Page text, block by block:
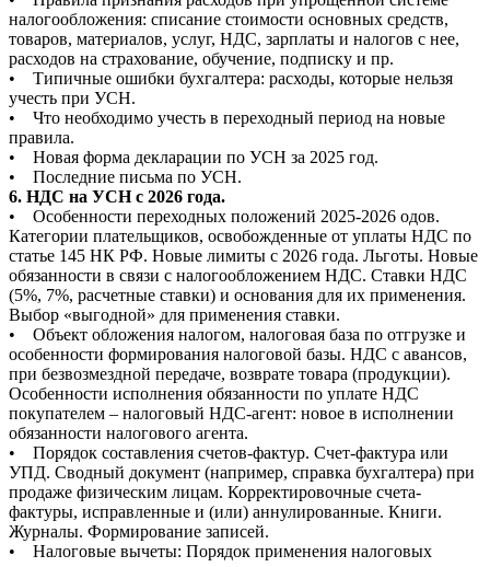
налогообложения: списание стоимости основных средств,
товаров, материалов, услуг, НДС, зарплаты и налогов с нее,
расходов на страхование, обучение, подписку и пр.
• Типичные ошибки бухгалтера: расходы, которые нельзя
учесть при УСН.
• Что необходимо учесть в переходный период на новые
правила.
• Новая форма декларации по УСН за 2025 год.
• Последние письма по УСН.
6. НДС на УСН с 2026 года.
• Особенности переходных положений 2025-2026 одов.
Категории плательщиков, освобожденные от уплаты НДС по
статье 145 НК РФ. Новые лимиты с 2026 года. Льготы. Новые
обязанности в связи с налогообложением НДС. Ставки НДС
(5%, 7%, расчетные ставки) и основания для их применения.
Выбор «выгодной» для применения ставки.
• Объект обложения налогом, налоговая база по отгрузке и
особенности формирования налоговой базы. НДС с авансов,
при безвозмездной передаче, возврате товара (продукции).
Особенности исполнения обязанности по уплате НДС
покупателем – налоговый НДС-агент: новое в исполнении
обязанности налогового агента.
• Порядок составления счетов-фактур. Счет-фактура или
УПД. Сводный документ (например, справка бухгалтера) при
продаже физическим лицам. Корректировочные счета-
фактуры, исправленные и (или) аннулированные. Книги.
Журналы. Формирование записей.
• Налоговые вычеты: Порядок применения налоговых